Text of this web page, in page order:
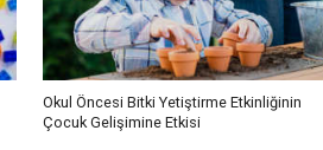
Okul Öncesi Bitki Yetiştirme Etkinliğinin
Çocuk Gelişimine Etkisi